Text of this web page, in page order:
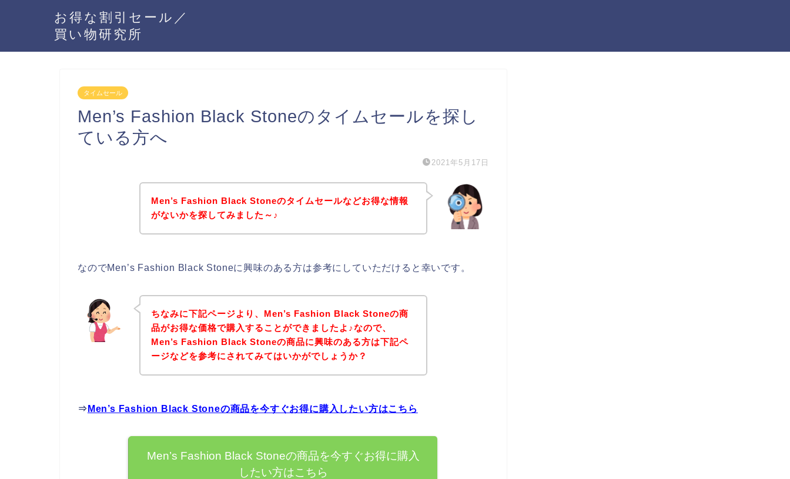
お得な割引セール／
買い物研究所
タイムセール
Men’s Fashion Black Stoneのタイムセールを探し
ている方へ
2021年5月17日
Men’s Fashion Black Stoneのタイムセールなどお得な情報
がないかを探してみました～♪
なのでMen’s Fashion Black Stoneに興味のある方は参考にしていただけると幸いです。
ちなみに下記ページより、Men’s Fashion Black Stoneの商
品がお得な価格で購入することができましたよ♪なので、
Men’s Fashion Black Stoneの商品に興味のある方は下記ペ
ージなどを参考にされてみてはいかがでしょうか？
⇒ Men’s Fashion Black Stoneの商品を今すぐお得に購入したい方はこちら
Men’s Fashion Black Stoneの商品を今すぐお得に購入
したい方はこちら